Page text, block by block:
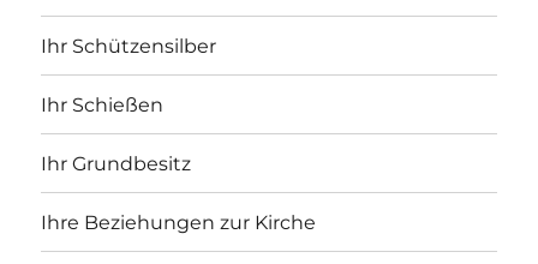
Ihr Schützensilber
Ihr Schießen
Ihr Grundbesitz
Ihre Beziehungen zur Kirche